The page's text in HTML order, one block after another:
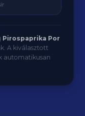
Pirospaprika Por
A kiválasztott
automatikusan